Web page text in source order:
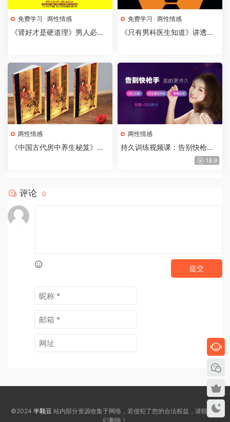
免费学习 · 两性情感
《肾好才是硬道理》男人必看
免费学习 · 两性情感
《只有男科医生知道》讲透男
两性情感
《中国古代房中养生秘笈》独
两性情感
持久训练视频课：告别快枪
18.9
评论 0
提交
©2024 半颗豆站内部分资源收集于网络，若侵犯了您的合法权益，请联系我
们删除！